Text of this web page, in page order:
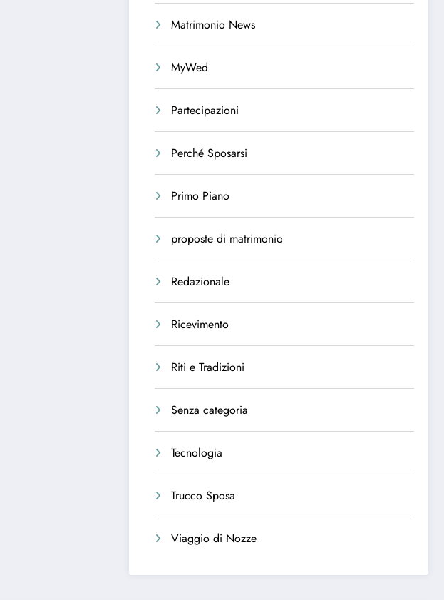
Matrimonio News
MyWed
Partecipazioni
Perché Sposarsi
Primo Piano
proposte di matrimonio
Redazionale
Ricevimento
Riti e Tradizioni
Senza categoria
Tecnologia
Trucco Sposa
Viaggio di Nozze